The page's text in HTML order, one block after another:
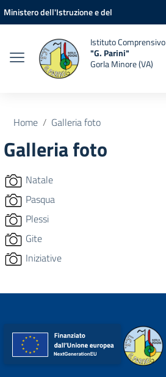
Vai ai contenuti
Vai al menu di navigazione
Vai al footer
Ministero dell'Istruzione e del
Istituto Comprensivo
"G. Parini"
Gorla Minore (VA)
Home Galleria foto
Galleria foto
Natale
Pasqua
Plessi
Gite
Iniziative